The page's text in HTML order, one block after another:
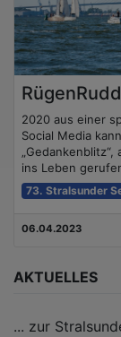
2020 aus einer
Social Media
ins Leben
73. Stralsunder
06.04.2023
AKTUELLES
... zur